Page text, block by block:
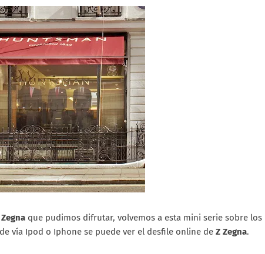
que pudimos difrutar, volvemos a esta mini serie sobre los
vía Ipod o Iphone se puede ver el desfile online de Z Zegna.